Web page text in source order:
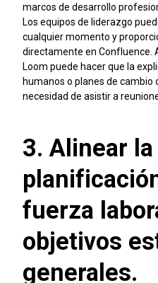
marcos de desarrollo
Los equipos de liderazgo
cualquier momento y
directamente en Confluence.
Loom puede hacer que la
humanos o planes de cambio
necesidad de asistir a
3. Alinear la
fuerza
objetivos
generales.